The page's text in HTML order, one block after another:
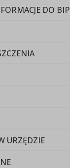
DO BIP
URZĘDZIE